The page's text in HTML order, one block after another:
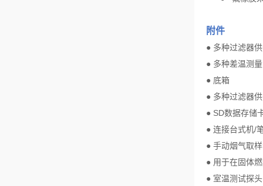
附件
● 多种过滤器
● 多种差温测
● 底箱
● 多种过滤器
● SD数据存储
● 连接台式机/
● 手动烟气取
● 用于在固体
● 室温测试探头